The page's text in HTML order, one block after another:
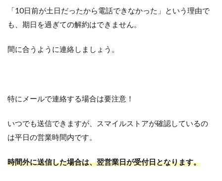
「10日前が土日だったから電話できなかった」という理由で
も、期日を過ぎての解約はできません。
間に合うように連絡しましょう。
特にメールで連絡する場合は要注意！
いつでも送信できますが、スマイルストアが確認しているの
は平日の営業時間内です。
時間外に送信した場合は、翌営業日が受付日となります。